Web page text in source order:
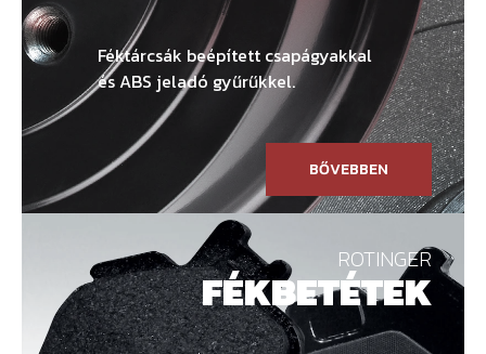
Féktárcsák beépített csapágyakkal
és ABS jeladó gyűrűkkel.
BŐVEBBEN
ROTINGER
FÉKBETÉTEK